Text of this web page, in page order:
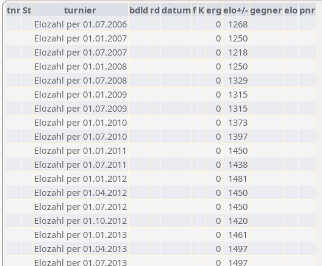
tnrSt turnier bdld rd datumf Kerg elo+/-gegnerelo pnr
Elozahl per 01.07.2006
0
1268
Elozahl per 01.01.2007
0
1250
Elozahl per 01.07.2007
0
1218
Elozahl per 01.01.2008
0
1250
Elozahl per 01.07.2008
0
1329
Elozahl per 01.01.2009
0
1315
Elozahl per 01.07.2009
0
1315
Elozahl per 01.01.2010
0
1373
Elozahl per 01.07.2010
0
1397
Elozahl per 01.01.2011
0
1450
Elozahl per 01.07.2011
0
1438
Elozahl per 01.01.2012
0
1481
Elozahl per 01.04.2012
0
1450
Elozahl per 01.07.2012
0
1450
Elozahl per 01.10.2012
0
1420
Elozahl per 01.01.2013
0
1461
Elozahl per 01.04.2013
0
1497
Elozahl per 01.07.2013
0
1497